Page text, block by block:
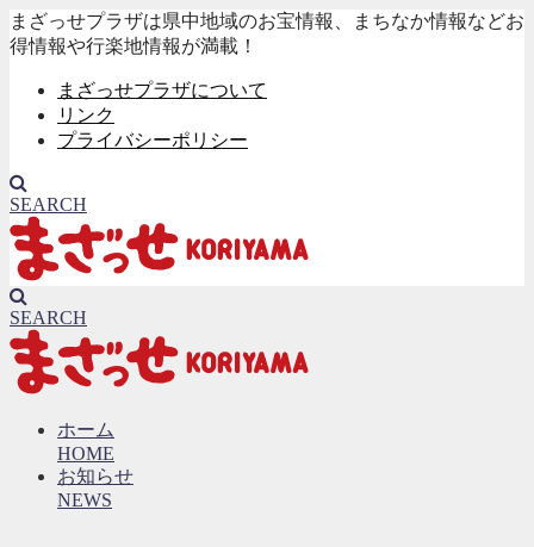
まざっせプラザは県中地域のお宝情報、まちなか情報などお
得情報や行楽地情報が満載！
まざっせプラザについて
リンク
プライバシーポリシー
SEARCH
SEARCH
ホーム
HOME
お知らせ
NEWS